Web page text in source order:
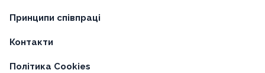
Принципи співпраці
Контакти
Політика Cookies